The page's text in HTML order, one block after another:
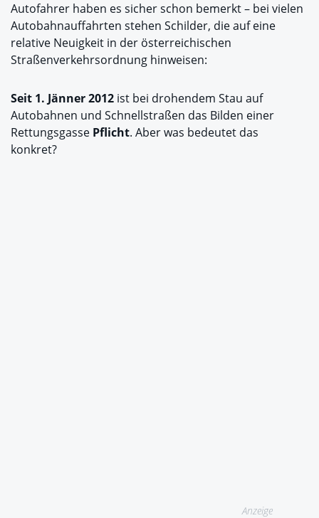
Autofahrer haben es sicher schon bemerkt – bei vielen
Autobahnauffahrten stehen Schilder, die auf eine
relative Neuigkeit in der österreichischen
Straßenverkehrsordnung hinweisen:
Seit 1. Jänner 2012 ist bei drohendem Stau auf
Autobahnen und Schnellstraßen das Bilden einer
Rettungsgasse Pflicht. Aber was bedeutet das
konkret?
Anzeige